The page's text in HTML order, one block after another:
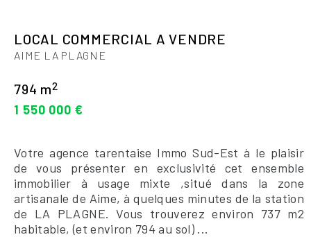
LOCAL COMMERCIAL A VENDRE
AIME LA PLAGNE
794 m2
1 550 000 €
Votre agence tarentaise Immo Sud-Est à le plaisir
de vous présenter en exclusivité cet ensemble
immobilier à usage mixte ,situé dans la zone
artisanale de Aime, à quelques minutes de la station
de LA PLAGNE. Vous trouverez environ 737 m2
habitable, (et environ 794 au sol) ...